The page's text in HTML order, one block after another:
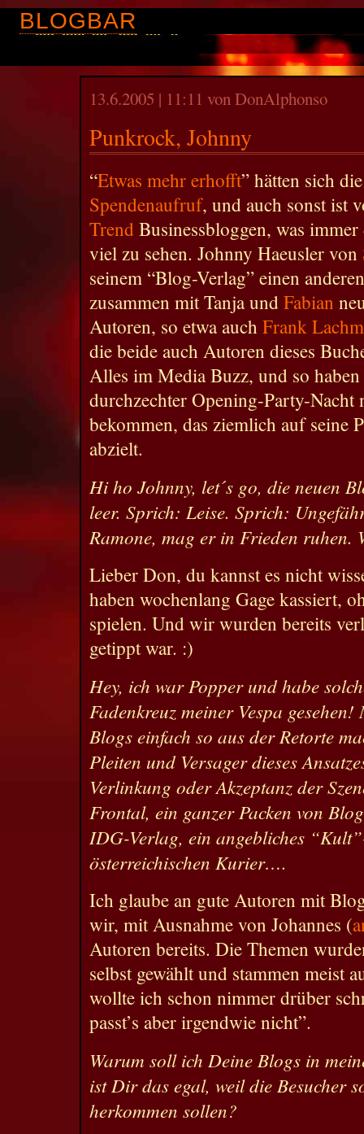
BLOGBAR
13.6.2005 | 11:11 von DonAlphonso
Punkrock, Johnny
“Etwas mehr erhofft” hätten sich
Spendenaufruf, und auch sonst ist
Trend Businessbloggen, was
viel zu sehen. Johnny Haeusler von
seinem “Blog-Verlag” einen
zusammen mit Tanja und Fabian
Autoren, so etwa auch Frank
die beide auch Autoren dieses
Alles im Media Buzz, und so
durchzechter Opening-Party-
bekommen, das ziemlich auf seine
abzielt.
Hi ho Johnny, let´s go, die neuen
leer. Sprich: Leise. Sprich:
Ramone, mag er in Frieden ruhen.
Lieber Don, du kannst es nicht
haben wochenlang Gage kassiert,
spielen. Und wir wurden bereits
getippt war. :)
Hey, ich war Popper und habe
Fadenkreuz meiner Vespa
Blogs einfach so aus der Retorte
Pleiten und Versager dieses
Verlinkung oder Akzeptanz der
Frontal, ein ganzer Packen von
IDG-Verlag, ein angebliches
österreichischen Kurier….
Ich glaube an gute Autoren mit
wir, mit Ausnahme von Johannes (
Autoren bereits. Die Themen
selbst gewählt und stammen meist
wollte ich schon nimmer drüber
passt’s aber irgendwie nicht”.
Warum soll ich Deine Blogs in
ist Dir das egal, weil die Besucher
herkommen sollen?